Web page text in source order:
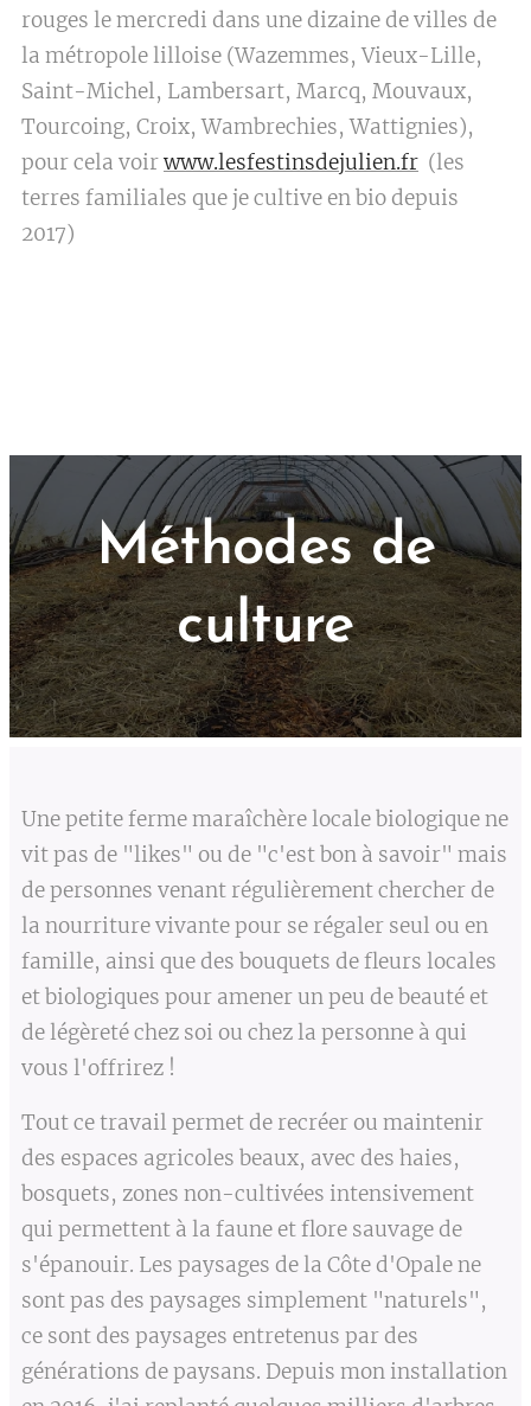
rouges le mercredi dans une dizaine de villes de
la métropole lilloise (Wazemmes, Vieux-Lille,
Saint-Michel, Lambersart, Marcq, Mouvaux,
Tourcoing, Croix, Wambrechies, Wattignies),
pour cela voirwww.lesfestinsdejulien.fr (les
terres familiales que je cultive en bio depuis
2017)
Méthodes de
culture
Une petite ferme maraîchère locale biologique ne
vit pas de "likes" ou de "c'est bon à savoir" mais
de personnes venant régulièrement chercher de
la nourriture vivante pour se régaler seul ou en
famille, ainsi que des bouquets de fleurs locales
et biologiques pour amener un peu de beauté et
de légèreté chez soi ou chez la personne à qui
vous l'offrirez !
Tout ce travail permet de recréer ou maintenir
des espaces agricoles beaux, avec des haies,
bosquets, zones non-cultivées intensivement
qui permettent à la faune et flore sauvage de
s'épanouir. Les paysages de la Côte d'Opale ne
sont pas des paysages simplement "naturels",
ce sont des paysages entretenus par des
générations de paysans. Depuis mon installation